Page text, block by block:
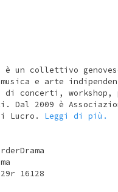
è un collettivo
e arte
di concerti, workshop,
Dal 2009 è
Lucro. Leggi di più.
16128